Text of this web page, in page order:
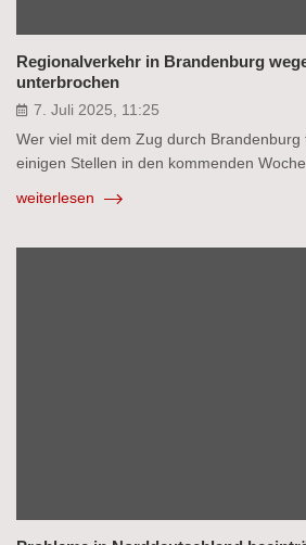
Regionalverkehr in Brandenburg
unterbrochen
7. Juli 2025, 11:25
Wer viel mit dem Zug durch Brandenburg
einigen Stellen in den kommenden
weiterlesen